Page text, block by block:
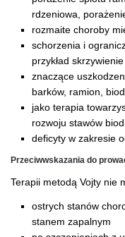
rdzeniowa,
rozmaite choroby
schorzenia i
przykład
znaczące
barków, ramion,
jako terapia
rozwoju stawów
deficyty w zakresie
Przeciwwskazania do
Terapii metodą Vojty nie
ostrych stanów
stanem zapalnym